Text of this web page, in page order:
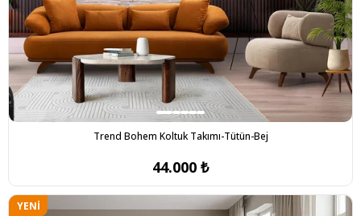
Trend Bohem Koltuk Takımı-Tütün-Bej
44.000 ₺
YENI